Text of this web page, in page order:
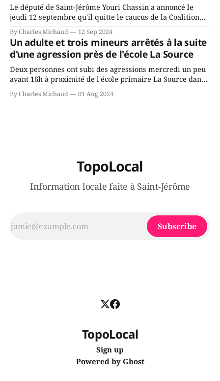
Le député de Saint-Jérôme Youri Chassin a annoncé le
jeudi 12 septembre qu'il quitte le caucus de la Coalition
Avenir Québec de François Legault parce qu'il est déçu du
gouvernement de la CAQ, surtout de son incapacité, qu'il
juge chronique, à offrir des
By Charles Michaud 12 Sep 2024
Un adulte et trois mineurs arrêtés à la suite
d'une agression près de l'école La Source
Deux personnes ont subi des agressions mercredi un peu
avant 16h à proximité de l'école primaire La Source dans
le secteur Bellefeuille de Saint-Jérôme. L'une de deux
victimes aurait été écrasée sous un véhicule et aspergée
By Charles Michaud 01 Aug 2024
TopoLocal
Information locale faite à Saint-Jérôme
Subscribe
TopoLocal
Sign up
Powered by Ghost